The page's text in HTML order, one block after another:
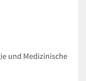
und Medizinische